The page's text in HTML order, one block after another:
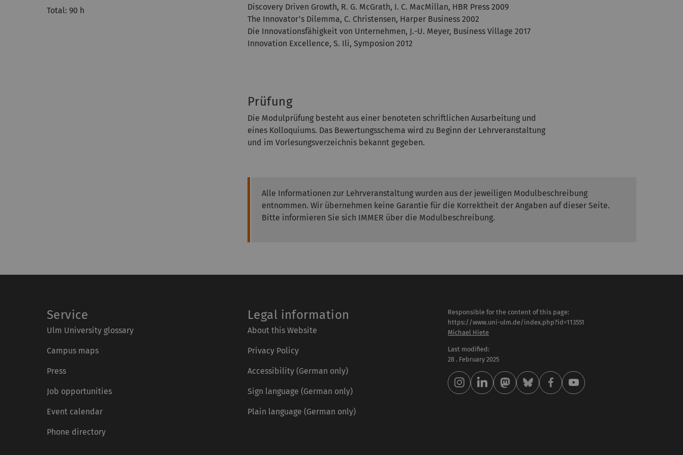
Total: 90 h
Discovery Driven Growth, R. G. McGrath, I. C. MacMillan, HBR Press 2009
The Innovator’s Dilemma, C. Christensen, Harper Business 2002
Die Innovationsfähigkeit von Unternehmen, J.-U. Meyer, Business Village 2017
Innovation Excellence, S. Ili, Symposion 2012
Prüfung
Die Modulprüfung besteht aus einer benoteten schriftlichen Ausarbeitung und
eines Kolloquiums. Das Bewertungsschema wird zu Beginn der Lehrveranstaltung
und im Vorlesungsverzeichnis bekannt gegeben.
Alle Informationen zur Lehrveranstaltung wurden aus der jeweiligen Modulbeschreibung
entnommen. Wir übernehmen keine Garantie für die Korrektheit der Angaben auf dieser Seite.
Bitte informieren Sie sich IMMER über die Modulbeschreibung.
Service
Ulm University glossary
Campus maps
Press
Job opportunities
Event calendar
Phone directory
Legal information
About this Website
Privacy Policy
Accessibility (German only)
Sign language (German only)
Plain language (German only)
Responsible for the content of this page:
https://www.uni-ulm.de/index.php?id=113551
Michael Hiete
Last modified:
28 . February 2025